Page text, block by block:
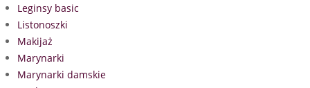
Leginsy basic
Listonoszki
Makijaż
Marynarki
Marynarki damskie